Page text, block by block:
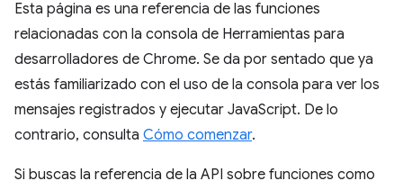
Esta página es una referencia de las funciones
relacionadas con la consola de Herramientas para
desarrolladores de Chrome. Se da por sentado que ya
estás familiarizado con el uso de la consola para ver los
mensajes registrados y ejecutar JavaScript. De lo
contrario, consulta Cómo comenzar.
Si buscas la referencia de la API sobre funciones como